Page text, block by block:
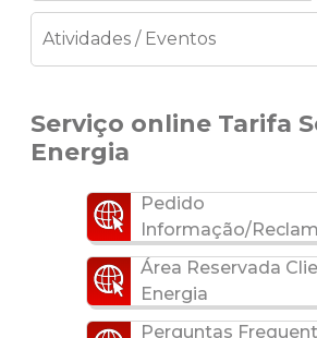
Atividades / Eventos
Serviço online Tarifa
Energia
Pedido
Informação/
Área Reservada
Energia
Perguntas